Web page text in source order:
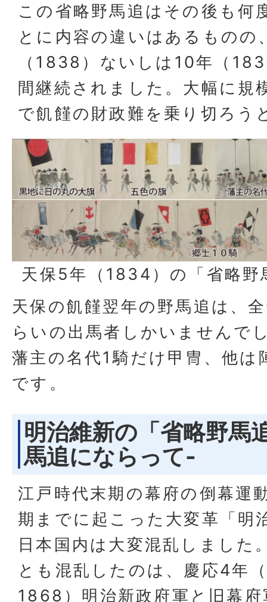
この省略野馬追はその後も何
とに内容の違いはあるものの
（1838）ないしは10年（
間継続されました。大幅に規
で飢饉の財政難を乗り切ろう
天保5年（1834）の「省略野
天保の飢饉翌年の野馬追は、
らいの出馬者しかいませんで
藩主の名代1騎だけ甲冑、他は
です。
明治維新の「省略野馬
馬追にならって-
江戸時代末期の幕府の倒幕運
期までに起こった大変革「明
日本国内は大変混乱しました
とも混乱したのは、慶応4年
1868）明治新政府軍と旧幕